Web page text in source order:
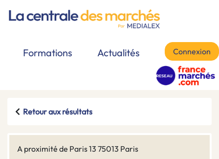
Formations Actualités Connexion
Retour aux résultats
A proximité de Paris 13 75013 Paris